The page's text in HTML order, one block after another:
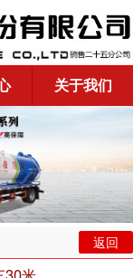
关于我们
返回